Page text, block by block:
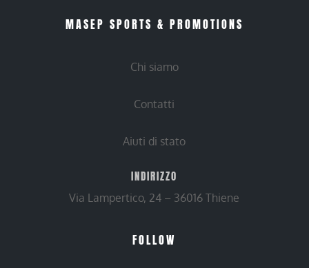
MASEP SPORTS & PROMOTIONS
Chi siamo
Contatti
Aiuti di stato
INDIRIZZO
Via Lampertico, 24 – 36016 Thiene
FOLLOW